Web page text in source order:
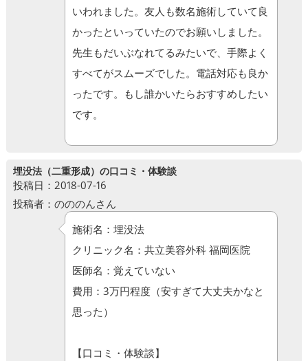
いわれました。友人も数名施術していて良
かったといっていたのでお願いしました。
先生もだいぶなれてるみたいで、手際よく
すべてがスムーズでした。電話対応も良か
ったです。もし誰かいたらおすすめしたい
です。
埋没法（二重形成）の口コミ・体験談
投稿日：2018-07-16
投稿者：のののんさん
施術名：埋没法
クリニック名：共立美容外科 福岡医院
医師名：覚えていない
費用：3万円程度（安すぎて大丈夫かなと
思った）
【口コミ・体験談】